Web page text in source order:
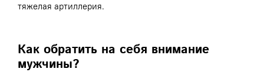
тяжелая артиллерия.
Как обратить на себя внимание
мужчины?